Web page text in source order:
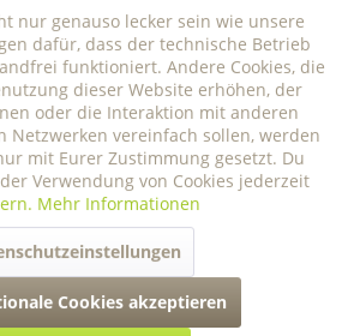
Mehr lesen
Aktiv
Aktiv
Aktiv
nur genauso lecker sein wie unsere
dafür, dass der technische Betrieb
funktioniert. Andere Cookies, die
dieser Website erhöhen, der
oder die Interaktion mit anderen
Netzwerken vereinfach sollen, werden
mit Eurer Zustimmung gesetzt. Du
Verwendung von Cookies jederzeit
Mehr Informationen
Cookies akzeptieren